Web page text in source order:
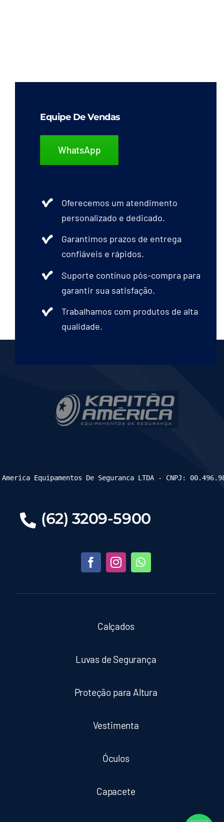
Equipe De Vendas
WhatsApp
Oferecemos um atendimento
personalizado e dedicado.
Garantimos prazos de entrega
confiáveis e rápidos.
Suporte contínuo pós-compra para
garantir sua satisfação.
Trabalhamos com produtos de alta
qualidade.
(62) 3209-5900
Calçados
Luvas de Segurança
Proteção para Altura
Vestimenta
Óculos
Capacete
Equipamentos De Seguranca LTDA - CNPJ: